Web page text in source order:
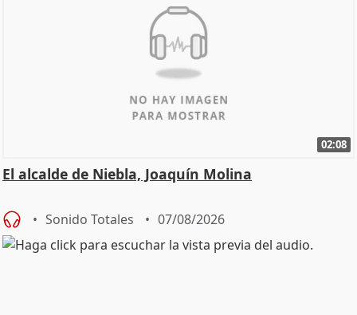
02:08
El alcalde de Niebla, Joaquín Molina
Sonido Totales 07/08/2026